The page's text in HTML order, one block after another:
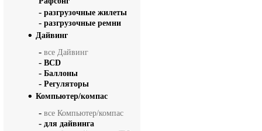
- разгрузочные жилеты
- разгрузочные ремни
Дайвинг
- все Дайвинг
- BCD
- Баллоны
- Регуляторы
Компьютер/компас
- все Компьютер/компас
- для дайвинга